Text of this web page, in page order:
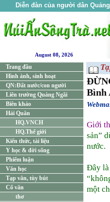
Diễn đàn của người dân
August 08, 2026
Trang đầu
Hình ảnh, sinh hoạt
QN:Đất nước/con người
Liên trường Quảng Ngãi
Biên khảo
Hải Quân
HQ.VNCH
HQ.Thế giới
Kiến thức, tài liệu
Y học & đời sống
Phiếm luận
Văn học
Tạp văn, tùy bút
Cổ văn
thơ
Bình
Giới
sản”
nước.
Đây là
một